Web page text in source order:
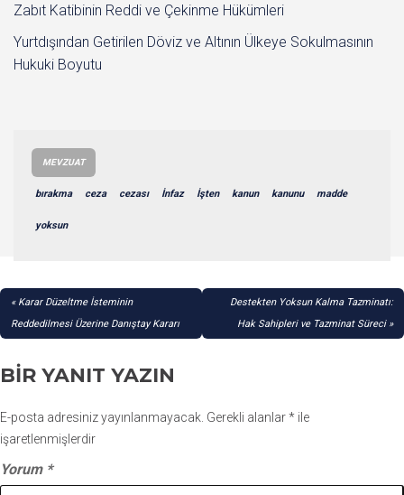
Zabıt Katibinin Reddi ve Çekinme Hükümleri
Yurtdışından Getirilen Döviz ve Altının Ülkeye Sokulmasının
Hukuki Boyutu
MEVZUAT
bırakma ceza cezası İnfaz İşten kanun kanunu madde
yoksun
YAZI
GEZINMESI
Karar Düzeltme İsteminin
Reddedilmesi Üzerine Danıştay Kararı
Destekten Yoksun Kalma Tazminatı:
Hak Sahipleri ve Tazminat Süreci
BIR YANIT YAZIN
E-posta adresiniz yayınlanmayacak. Gerekli alanlar* ile
işaretlenmişlerdir
Yorum *